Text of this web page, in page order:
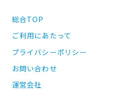
総合TOP
ご利用にあたって
プライバシーポリシー
お問い合わせ
運営会社